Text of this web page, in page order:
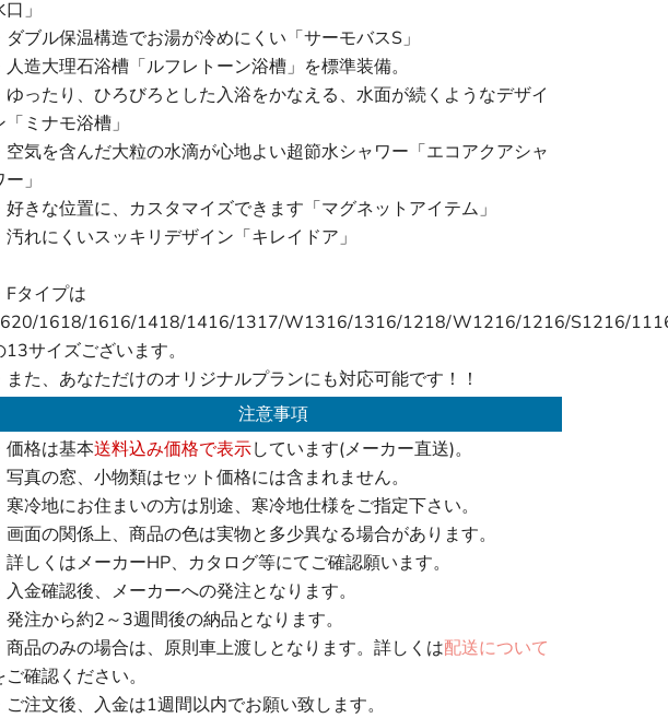
」
ダブル保温構造でお湯が冷めにくい「サーモバスS」
人造大理石浴槽「ルフレトーン浴槽」を標準装備。
ゆったり、ひろびろとした入浴をかなえる、水面が続くようなデザイ
「ミナモ浴槽」
空気を含んだ大粒の水滴が心地よい超節水シャワー「エコアクアシャ
ー」
好きな位置に、カスタマイズできます「マグネットアイテム」
汚れにくいスッキリデザイン「キレイドア」
Fタイプは
1618/1616/1418/1416/1317/W1316/1316/1218/W1216/1216/S1216/
13サイズございます。
また、あなただけのオリジナルプランにも対応可能です！！
注意事項
価格は基本送料込み価格で表示しています(メーカー直送)。
写真の窓、小物類はセット価格には含まれません。
寒冷地にお住まいの方は別途、寒冷地仕様をご指定下さい。
画面の関係上、商品の色は実物と多少異なる場合があります。
詳しくはメーカーHP、カタログ等にてご確認願います。
入金確認後、メーカーへの発注となります。
発注から約2～3週間後の納品となります。
商品のみの場合は、原則車上渡しとなります。詳しくは配送について
ご確認ください。
ご注文後、入金は1週間以内でお願い致します。